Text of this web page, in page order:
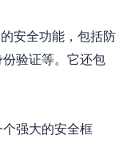
安全功能，包括防
验证等。它还包
强大的安全框